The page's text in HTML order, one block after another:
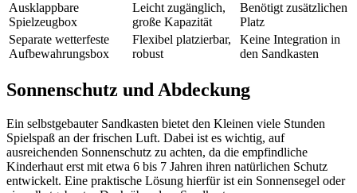
Ausklappbare
Spielzeugbox
Leicht zugänglich,
große Kapazität
Benötigt zusätzlichen
Platz
Separate wetterfeste
Aufbewahrungsbox
Flexibel platzierbar,
robust
Keine Integration in
den Sandkasten
Sonnenschutz und Abdeckung
Ein selbstgebauter Sandkasten bietet den Kleinen viele Stunden
Spielspaß an der frischen Luft. Dabei ist es wichtig, auf
ausreichenden Sonnenschutz zu achten, da die empfindliche
Kinderhaut erst mit etwa 6 bis 7 Jahren ihren natürlichen Schutz
entwickelt. Eine praktische Lösung hierfür ist ein Sonnensegel oder